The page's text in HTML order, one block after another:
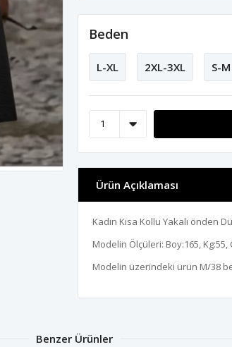
Beden
L-XL 2XL-3XL S-M
Ürün Açıklaması
Kadın Kısa Kollu Yakalı önden
Modelin Ölçüleri: Boy:165, Kg:55,
Modelin üzerindeki ürün M/38
Benzer Ürünler